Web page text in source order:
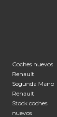
Coches nuevos
Renault
Segunda Mano
Renault
Stock coches
nuevos